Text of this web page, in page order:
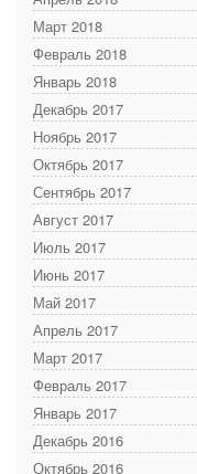
Март 2018
Февраль 2018
Январь 2018
Декабрь 2017
Ноябрь 2017
Октябрь 2017
Сентябрь 2017
Август 2017
Июль 2017
Июнь 2017
Май 2017
Апрель 2017
Март 2017
Февраль 2017
Январь 2017
Декабрь 2016
Октябрь 2016